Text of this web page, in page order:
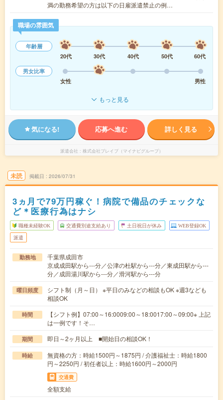
満の勤務希望の方は以下の日雇派遣禁止の例…
職場の雰囲気
年齢層
20代
30代 40代 50代
60代
男女比率
女性
男性
もっと見る
気になる! 応募へ進む 詳しく見る
派遣会社 株式会社ブレイブ（マイナビグループ）
未読 掲載日 2026/07/31
3ヵ月で79万円稼ぐ！病院で備品のチェックな
ど＊医療行為はナシ
職種未経験OK 交通費別途支給あり 土日祝日が休み WEB登録OK
派遣
勤務地
千葉県成田市
京成成田駅から---分／公津の杜駅から---分／東成田駅から---
分／成田湯川駅から---分／滑河駅から---分
曜日頻度
シフト制（月～日） ※平日のみなどの相談もOK ※週3なども
相談OK
時間
【シフト例】07:00～16:0009:00～18:0017:00～09:00※ 上記
は一例です！そ…
期間 即日～2ヶ月以上 ■開始日の相談OK！
時給
無資格の方：時給1500円～1875円 / 介護福祉士：時給1800
円～2250円 / 初任者以上：時給1600円～2000円
交通費
全額支給